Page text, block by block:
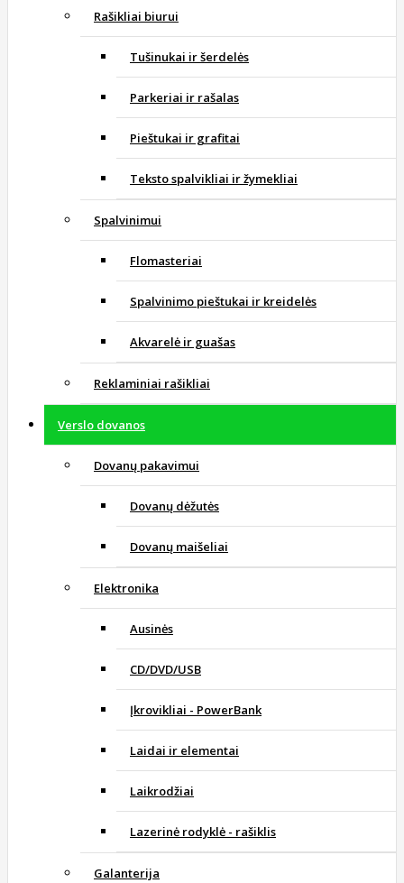
Rašikliai biurui
Tušinukai ir šerdelės
Parkeriai ir rašalas
Pieštukai ir grafitai
Teksto spalvikliai ir žymekliai
Spalvinimui
Flomasteriai
Spalvinimo pieštukai ir kreidelės
Akvarelė ir guašas
Reklaminiai rašikliai
Verslo dovanos
Dovanų pakavimui
Dovanų dėžutės
Dovanų maišeliai
Elektronika
Ausinės
CD/DVD/USB
Įkrovikliai - PowerBank
Laidai ir elementai
Laikrodžiai
Lazerinė rodyklė - rašiklis
Galanterija